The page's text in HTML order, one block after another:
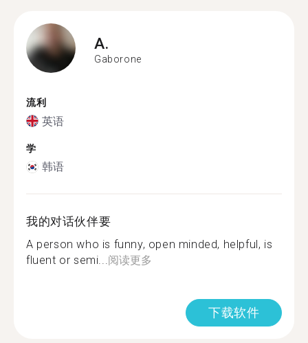
A.
Gaborone
流利
英语
学
韩语
我的对话伙伴要
A person who is funny, open minded, helpful, is
fluent or semi...阅读更多
下载软件